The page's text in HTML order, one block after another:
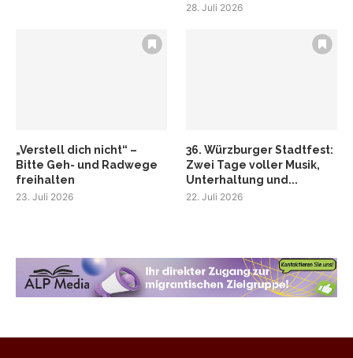
28. Juli 2026
„Verstell dich nicht“ –
Bitte Geh- und Radwege
freihalten
23. Juli 2026
36. Würzburger Stadtfest:
Zwei Tage voller Musik,
Unterhaltung und...
22. Juli 2026